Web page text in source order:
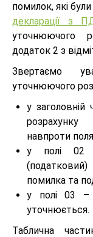
помилок, які
декларації з
уточнюючого
додаток 2 з
Звертаємо
уточнюючого
у
навпроти
у полі 02
помилка та
у полі 03 –
уточнюється.
Таблична